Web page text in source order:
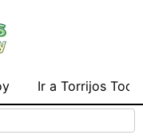
Ir a Torrijos